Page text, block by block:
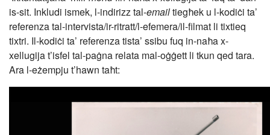
is-sit. Inkludi ismek, l-indirizz tal-emailtiegħek u l-kodiċi ta’
referenza tal-intervista/ir-ritratt/l-efemera/il-filmat li tixtieq
tixtri. Il-kodiċi ta’ referenza tista’ ssibu fuq in-naħa x-
xellugija t’isfel tal-paġna relata mal-oġġett li tkun qed tara.
Ara l-eżempju t’hawn taħt: